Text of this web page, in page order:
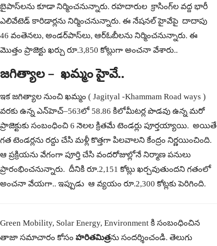
బైపాస్‌లను కూడా నిర్మించనున్నారు. రహదారుల క్రాసింగ్‌ల వద్ద భారీ
ఎలివేటెడ్‌ కారిడార్లను నిర్మించనున్నారు. ఈ నేషనల్ హైవేపై దాదాపు
46 వంతెనలు, అండర్‌పాస్‌లు, ఆర్‌ఓబీలను నిర్మించనున్నారు. ఈ
మొత్తం ప్రాజెక్టు ఖర్చు రూ.3,850 కోట్లుగా అంచనా వేశారు..
జగిత్యాల – ఖమ్మం హైవే..
ఇక జగిత్యాల నుంచి ఖమ్మం ( Jagityal -Khammam Road ways )
వరకు ఉన్న ఎన్‌హెచ్‌–563లో 58.86 కిలోమీటర్ల పొడవు ఉన్న మరో
ప్రాజెక్టుకు సంబంధించి 6 నెలల క్రితమే టెండర్లు పూర్తయ్యాయి. అయితే
గత టెండర్లను రద్దు చేసి మళ్లీ కొత్తగా పిలవాలని కేంద్రం నిర్ణయించింది.
ఆ ప్రక్రియను వేగంగా పూర్తి చేసి వందరోజుల్లోనే నిర్మాణ పనులు
ప్రారంభించనున్నారు. దీనికి రూ.2,151 కోట్లు ఖర్చవుతుందని గతంలో
అంచనా వేయగా.. ఇప్పుడు ఆ వ్యయం రూ.2,300 కోట్లకు పెరిగింది.
Green Mobility, Solar Energy, Environment కి సంబంధించిన
తాజా సమాచారం కోసం హరితమిత్రను సందర్శించండి. తెలుగు